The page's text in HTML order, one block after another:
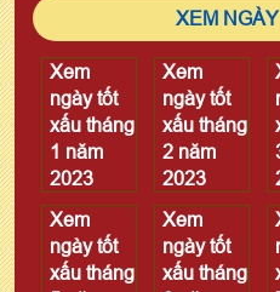
XEM
Xem
ngày tốt
xấu tháng
1 năm
2023
Xem
ngày tốt
xấu tháng
2 năm
2023
Xem
ngày tốt
xấu tháng
Xem
ngày tốt
xấu tháng